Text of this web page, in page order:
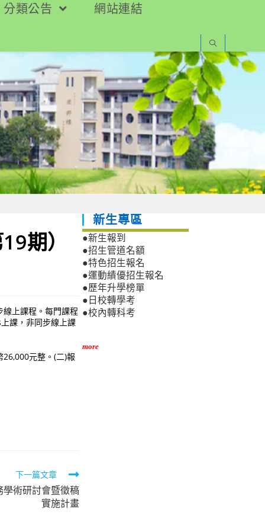
分類公告
網站連結
期）
上課程。每門課程
課，非同步線上課
元整。(二)報
下一篇文章
術研討會暨徵稿
實施計畫
新生專區
●新生報到
●招生管道名額
●特色招生報名
●運動績優招生報名
●歷年升學榜單
●日校轉學考
●校內轉科考
more